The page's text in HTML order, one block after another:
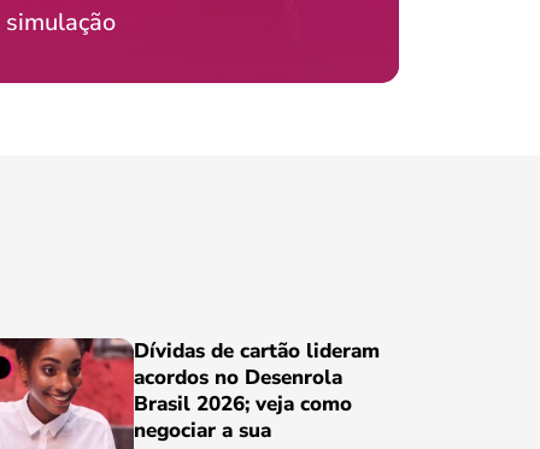
simulação
Dívidas de cartão lideram
acordos no Desenrola
Brasil 2026; veja como
negociar a sua